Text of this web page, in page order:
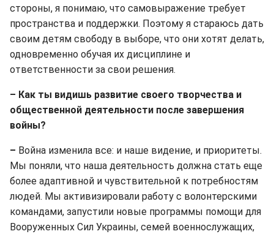
стороны, я понимаю, что самовыражение требует
пространства и поддержки. Поэтому я стараюсь дать
своим детям свободу в выборе, что они хотят делать,
одновременно обучая их дисциплине и
ответственности за свои решения.
– Как ты видишь развитие своего творчества и
общественной деятельности после завершения
войны?
– Война изменила все: и наше видение, и приоритеты.
Мы поняли, что наша деятельность должна стать еще
более адаптивной и чувствительной к потребностям
людей. Мы активизировали работу с волонтерскими
командами, запустили новые программы помощи для
Вооруженных Сил Украины, семей военнослужащих,